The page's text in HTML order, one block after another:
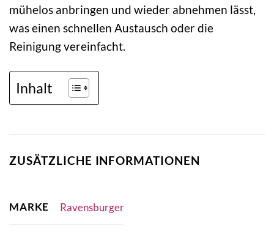
mühelos anbringen und wieder abnehmen lässt,
was einen schnellen Austausch oder die
Reinigung vereinfacht.
Inhalt
ZUSÄTZLICHE INFORMATIONEN
MARKE Ravensburger